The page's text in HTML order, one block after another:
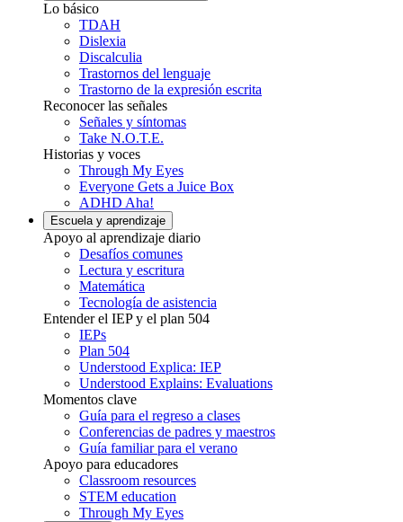
Lo básico
TDAH
Dislexia
Discalculia
Trastornos del lenguaje
Trastorno de la expresión escrita
Reconocer las señales
Señales y síntomas
Take N.O.T.E.
Historias y voces
Through My Eyes
Everyone Gets a Juice Box
ADHD Aha!
Escuela y aprendizaje
Apoyo al aprendizaje diario
Desafíos comunes
Lectura y escritura
Matemática
Tecnología de asistencia
Entender el IEP y el plan 504
IEPs
Plan 504
Understood Explica: IEP
Understood Explains: Evaluations
Momentos clave
Guía para el regreso a clases
Conferencias de padres y maestros
Guía familiar para el verano
Apoyo para educadores
Classroom resources
STEM education
Through My Eyes